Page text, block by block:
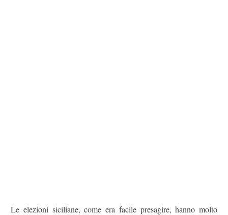
Le elezioni siciliane, come era facile presagire, hanno molto